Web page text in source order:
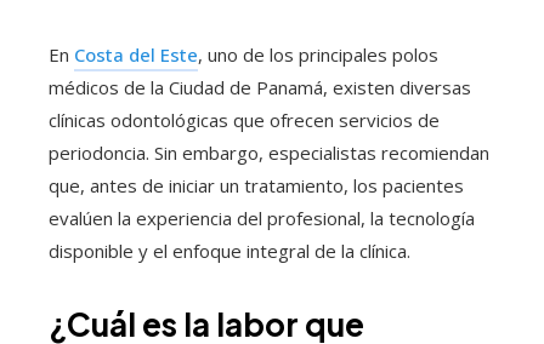
En Costa del Este, uno de los principales polos
médicos de la Ciudad de Panamá, existen diversas
clínicas odontológicas que ofrecen servicios de
periodoncia. Sin embargo, especialistas recomiendan
que, antes de iniciar un tratamiento, los pacientes
evalúen la experiencia del profesional, la tecnología
disponible y el enfoque integral de la clínica.
¿Cuál es la labor que